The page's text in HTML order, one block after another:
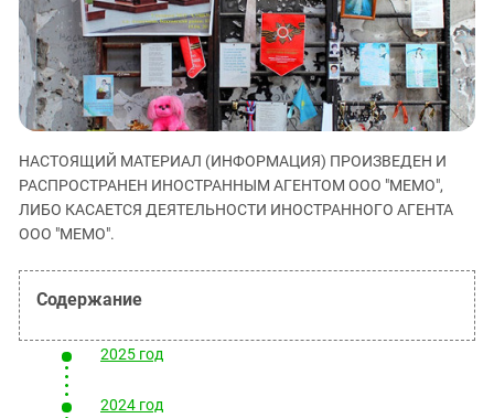
ЗАСТАВЛЯЕТ
КАВКАЗ ЗА ПАЛЕСТИНУ
ИНАКОМЫСЛИЕ В ЧЕЧНЕ
ПРЕСЛЕДОВАНИЕ АКТИВИСТОВ
МОБИЛИЗАЦИЯ И ПРОТЕСТЫ
Дагестан
Ингушетия
Кабардино-Балкария
Калмыкия
Карачаево-Черкесия
Краснодарский край
Нагорный Карабах
Ростовская область
СКФО
Ставропольский край
НАСТОЯЩИЙ МАТЕРИАЛ (ИНФОРМАЦИЯ) ПРОИЗВЕДЕН И
РАСПРОСТРАНЕН ИНОСТРАННЫМ АГЕНТОМ ООО "МЕМО",
ЛИБО КАСАЕТСЯ ДЕЯТЕЛЬНОСТИ ИНОСТРАННОГО АГЕНТА
ООО "МЕМО".
2025 год
2024 год